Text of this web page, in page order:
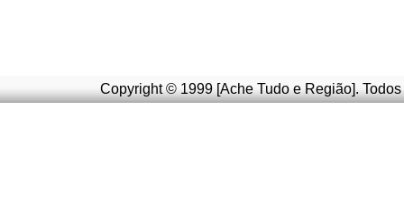
Copyright © 1999 [Ache Tudo e Região].